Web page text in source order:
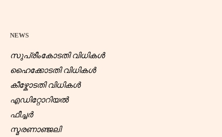
NEWS
സുപ്രീംകോടതി വിധികൾ
ഹൈക്കോടതി വിധികൾ
കീഴ്കോടതി വിധികൾ
എഡിറ്റോറിയൽ
ഫീച്ചർ
സ്മരണാഞ്ജലി